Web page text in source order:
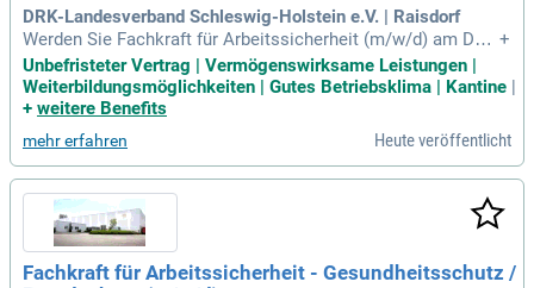
DRK-Landesverband Schleswig-Holstein e.V. | Raisdorf
Werden Sie Fachkraft für Arbeitssicherheit (m/w/d) am DRK
-Standort in Raisdorf/Schwentinental! Ab dem 01.07.2026 er
wartet Sie eine unbefristete Teilzeitstelle mit 19,25 Stunden
pro Woche. Unterstützen Sie die Geschäftsleitung gemäß §
itsstättenbegehungen durch. Ihre Expertise ist gefragt, um A
rbeitsunfälle zu analysieren und zielgerichtete Präventionsm
aßnahmen zu entwickeln. Zudem führen Sie Messungen zu
Licht, Lärm und weiteren klimatischen Faktoren durch. Gest
alten Sie sichere Arbeitsbedingungen und entwickeln Sie Ge
fährdungsbeurteilungen, um proaktive Lösungen anzubieten!
+
Unbefristeter Vertrag | Vermögenswirksame Leistungen |
Weiterbildungsmöglichkeiten | Gutes Betriebsklima | Kantine
+ weitere Benefits
mehr erfahren Heute veröffentlicht
Fachkraft für Arbeitssicherheit - Gesundheitsschutz /